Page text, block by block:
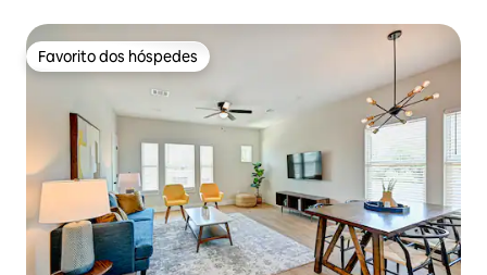
Favorito dos hóspedes
Favorito dos hóspedes